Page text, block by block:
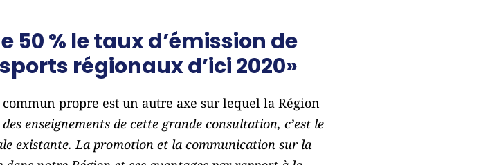
50 % le taux d’émission de
régionaux d’ici 2020»
propre est un autre axe sur lequel la Région
des enseignements de cette grande consultation, c’est le
existante. La promotion et la communication sur la